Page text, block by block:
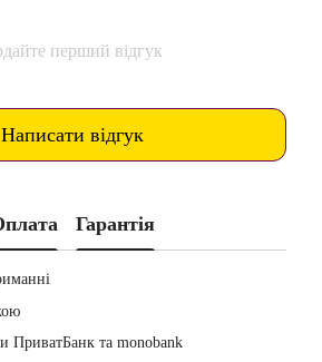
перший відгук
Написати відгук
Гарантія
ПриватБанк та monobank